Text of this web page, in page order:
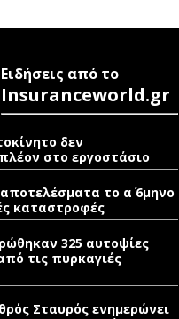
Ειδήσεις από το
Insuranceworld.gr
δεν
στο εργοστάσιο
το α΄ 6μηνο
καταστροφές
325 αυτοψίες
τις πυρκαγιές
Σταυρός ενημερώνει